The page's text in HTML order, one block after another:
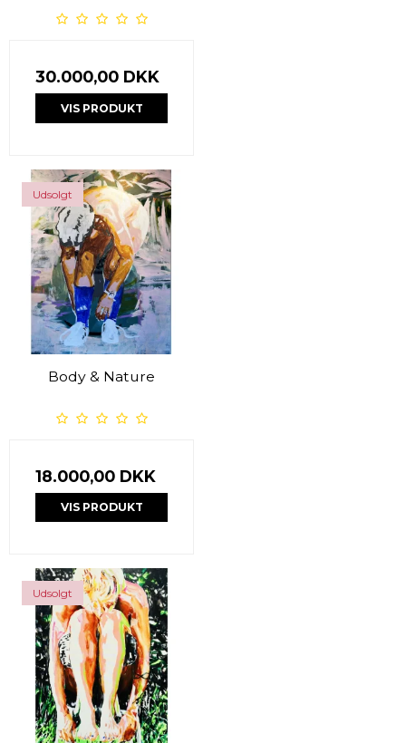
30.000,00 DKK
VIS PRODUKT
Udsolgt
Body & Nature
18.000,00 DKK
VIS PRODUKT
Udsolgt